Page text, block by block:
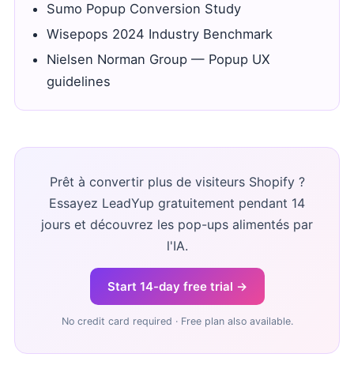
Sumo Popup Conversion Study
Wisepops 2024 Industry Benchmark
Nielsen Norman Group — Popup UX
guidelines
Prêt à convertir plus de visiteurs Shopify ?
Essayez LeadYup gratuitement pendant 14
jours et découvrez les pop-ups alimentés par
l'IA.
Start 14-day free trial →
No credit card required · Free plan also available.